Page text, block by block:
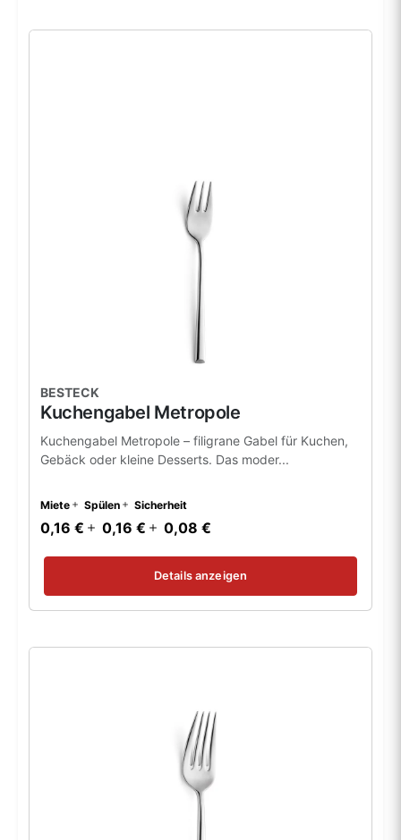
BESTECK
Kuchengabel Metropole
Kuchengabel Metropole – filigrane Gabel für Kuchen,
Gebäck oder kleine Desserts. Das moder...
Miete Spülen Sicherheit
0,16 € 0,16 € 0,08 €
Details anzeigen